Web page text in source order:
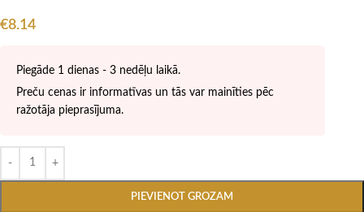
€8.14
Piegāde 1 dienas - 3 nedēļu laikā.
Preču cenas ir informatīvas un tās var mainīties pēc
ražotāja pieprasījuma.
PIEVIENOT GROZAM